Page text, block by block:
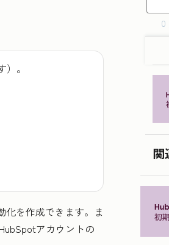
。
化を作成できます。ま
アカウントの
0
関